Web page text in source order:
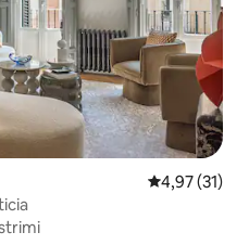
Vlerësimi
4,97 (31)
in Justicia